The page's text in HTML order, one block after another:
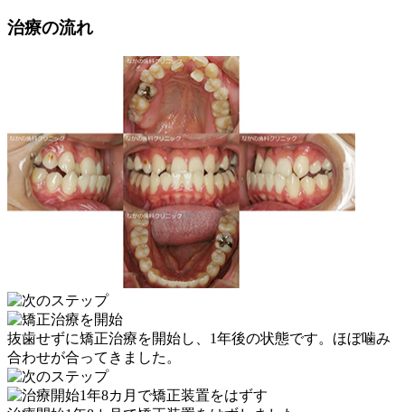
治療の流れ
抜歯せずに矯正治療を開始し、1年後の状態です。ほぼ噛み
合わせが合ってきました。